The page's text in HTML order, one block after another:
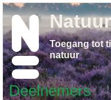
Deelnemers
Toegang tot
natuur